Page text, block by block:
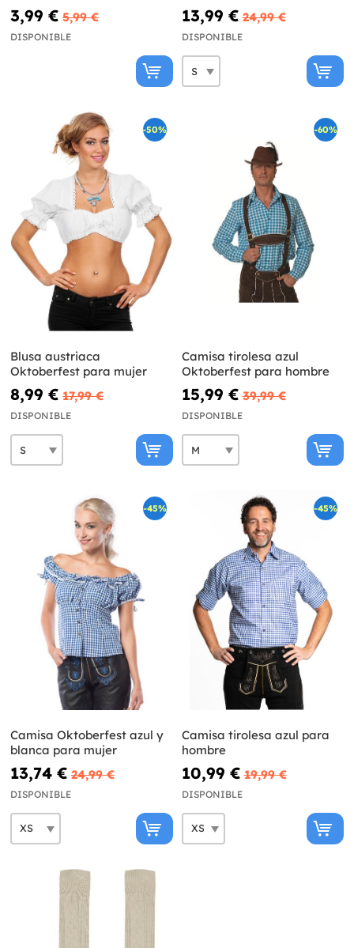
3,99 € 5,99 €
DISPONIBLE
13,99 € 24,99 €
DISPONIBLE
-50%
Blusa austriaca
Oktoberfest para mujer
8,99 € 17,99 €
DISPONIBLE
-60%
Camisa tirolesa azul
Oktoberfest para hombre
15,99 € 39,99 €
DISPONIBLE
-45%
Camisa Oktoberfest azul y
blanca para mujer
13,74 € 24,99 €
DISPONIBLE
-45%
Camisa tirolesa azul para
hombre
10,99 € 19,99 €
DISPONIBLE